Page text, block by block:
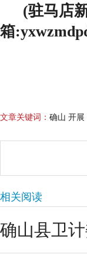
(驻马店
箱
文章关键词： 确山 开展
相关阅读
确山县卫